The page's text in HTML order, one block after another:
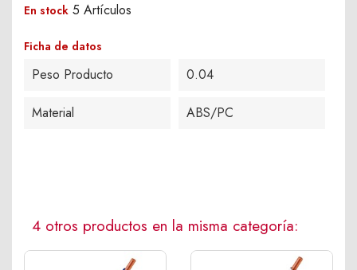
En stock 5 Artículos
Ficha de datos
Peso Producto 0.04
Material ABS/PC
4 otros productos en la misma categoría: